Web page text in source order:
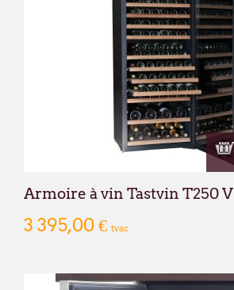
Armoire à vin Tastvin T250 V
3 395,00 € tvac